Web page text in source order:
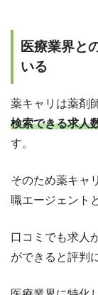
医療業界と
いる
薬キャリは薬剤
検索できる求人
す。
そのため薬キャ
職エージェント
口コミでも求人
ができると評判